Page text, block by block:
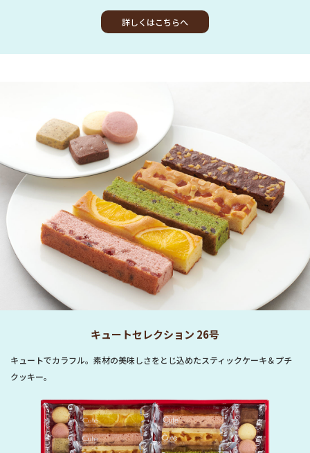
詳しくはこちらへ
キュートセレクション 26号
キュートでカラフル。素材の美味しさをとじ込めたスティックケーキ＆プチ
クッキー。